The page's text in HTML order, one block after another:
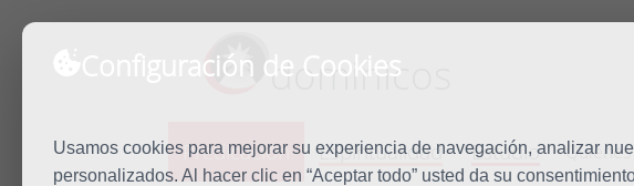
Configuración de Cookies
Usamos cookies para mejorar su experiencia de navegación, analizar
personalizados. Al hacer clic en “Aceptar todo” usted da su
dominicos
Predicación Espiritualidad Estudio